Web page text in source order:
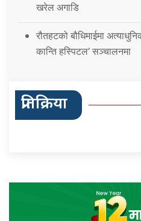
खरेल अगाडि
रौतहटको बौधिमाईमा
कान्ति हस्पिटल’ सञ्चालनमा
प्रतिक्रिया